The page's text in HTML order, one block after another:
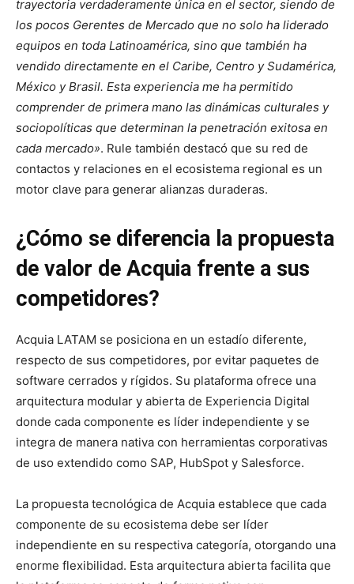
trayectoria verdaderamente única en el sector, siendo de
los pocos Gerentes de Mercado que no solo ha liderado
equipos en toda Latinoamérica, sino que también ha
vendido directamente en el Caribe, Centro y Sudamérica,
México y Brasil. Esta experiencia me ha permitido
comprender de primera mano las dinámicas culturales y
sociopolíticas que determinan la penetración exitosa en
cada mercado». Rule también destacó que su red de
contactos y relaciones en el ecosistema regional es un
motor clave para generar alianzas duraderas.
¿Cómo se diferencia la propuesta
de valor de Acquia frente a sus
competidores?
Acquia LATAM se posiciona en un estadío diferente,
respecto de sus competidores, por evitar paquetes de
software cerrados y rígidos. Su plataforma ofrece una
arquitectura modular y abierta de Experiencia Digital
donde cada componente es líder independiente y se
integra de manera nativa con herramientas corporativas
de uso extendido como SAP, HubSpot y Salesforce.
La propuesta tecnológica de Acquia establece que cada
componente de su ecosistema debe ser líder
independiente en su respectiva categoría, otorgando una
enorme flexibilidad. Esta arquitectura abierta facilita que